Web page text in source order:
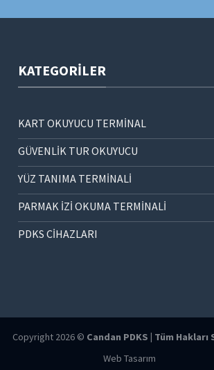
KATEGORILER
KART OKUYUCU TERMİNAL
GÜVENLİK TUR OKUYUCU
YÜZ TANIMA TERMİNALİ
PARMAK İZİ OKUMA TERMİNALİ
PDKS CİHAZLARI
Copyright 2026 © Candan PDKS | Tüm Hakları
Web Tasarım